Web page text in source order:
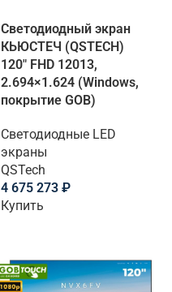
Светодиодный экран
КЬЮСТЕЧ (QSTECH)
120" FHD 12013,
2.694×1.624 (Windows,
покрытие GOB)
Светодиодные LED
экраны
QSTech
4 675 273 ₽
Купить